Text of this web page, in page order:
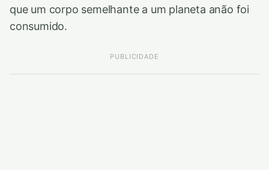
que um corpo semelhante a um planeta anão foi
consumido.
PUBLICIDADE